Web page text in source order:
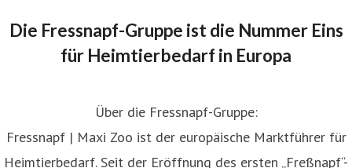
vorgesehen. presse@fressnapf.com
Die Fressnapf-Gruppe ist die Nummer Eins
für Heimtierbedarf in Europa
Über die Fressnapf-Gruppe:
Fressnapf | Maxi Zoo ist der europäische Marktführer für
Heimtierbedarf. Seit der Eröffnung des ersten „Freßnapf“-